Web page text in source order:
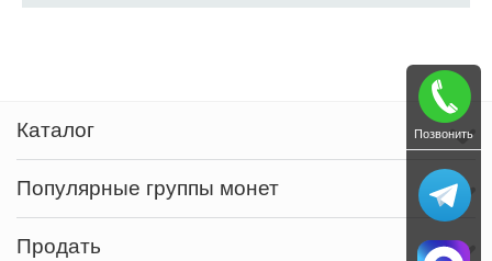
Каталог
Популярные группы монет
Продать
Позвонить